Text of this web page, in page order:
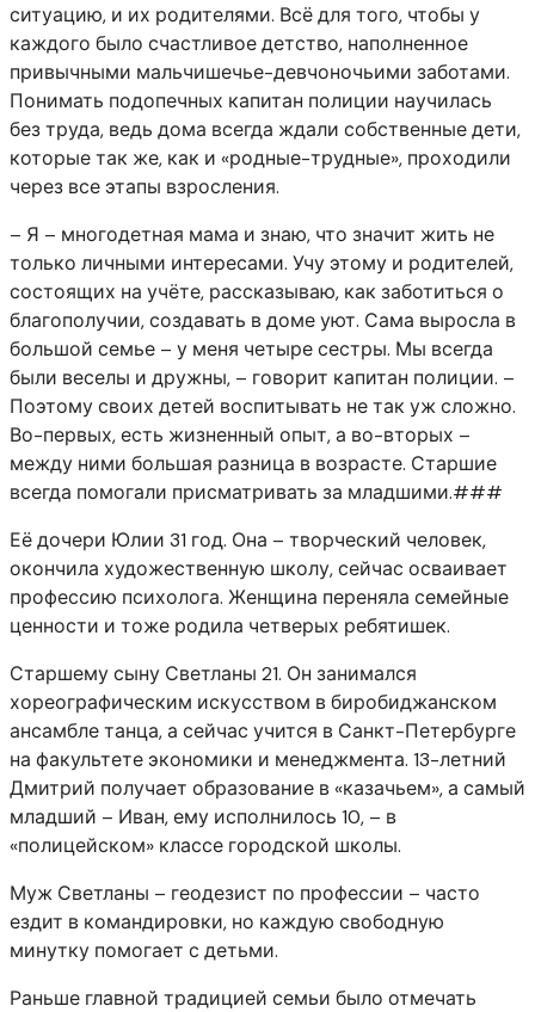
ситуацию, и их родителями. Всё для того, чтобы у
каждого было счастливое детство, наполненное
привычными мальчишечье-девчоночьими заботами.
Понимать подопечных капитан полиции научилась
без труда, ведь дома всегда ждали собственные дети,
которые так же, как и «родные-трудные», проходили
через все этапы взросления.
– Я – многодетная мама и знаю, что значит жить не
только личными интересами. Учу этому и родителей,
состоящих на учёте, рассказываю, как заботиться о
благополучии, создавать в доме уют. Сама выросла в
большой семье – у меня четыре сестры. Мы всегда
были веселы и дружны, – говорит капитан полиции. –
Поэтому своих детей воспитывать не так уж сложно.
Во-первых, есть жизненный опыт, а во-вторых –
между ними большая разница в возрасте. Старшие
всегда помогали присматривать за младшими.###
Её дочери Юлии 31 год. Она – творческий человек,
окончила художественную школу, сейчас осваивает
профессию психолога. Женщина переняла семейные
ценности и тоже родила четверых ребятишек.
Старшему сыну Светланы 21. Он занимался
хореографическим искусством в биробиджанском
ансамбле танца, а сейчас учится в Санкт-Петербурге
на факультете экономики и менеджмента. 13-летний
Дмитрий получает образование в «казачьем», а самый
младший – Иван, ему исполнилось 10, – в
«полицейском» классе городской школы.
Муж Светланы – геодезист по профессии – часто
ездит в командировки, но каждую свободную
минутку помогает с детьми.
Раньше главной традицией семьи было отмечать